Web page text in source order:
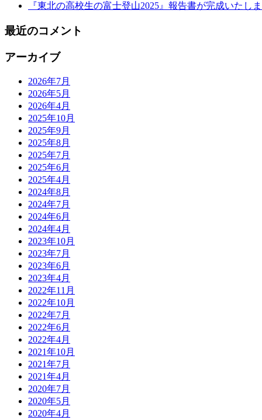
『東北の高校生の富士登山2025』報告書が完成いたし
最近のコメント
アーカイブ
2026年7月
2026年5月
2026年4月
2025年10月
2025年9月
2025年8月
2025年7月
2025年6月
2025年4月
2024年8月
2024年7月
2024年6月
2024年4月
2023年10月
2023年7月
2023年6月
2023年4月
2022年11月
2022年10月
2022年7月
2022年6月
2022年4月
2021年10月
2021年7月
2021年4月
2020年7月
2020年5月
2020年4月